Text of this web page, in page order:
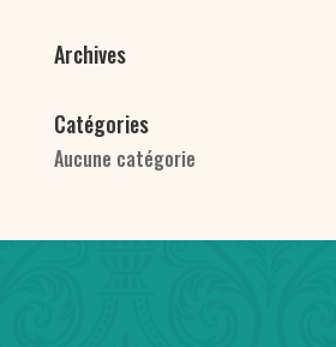
Archives
Catégories
Aucune catégorie